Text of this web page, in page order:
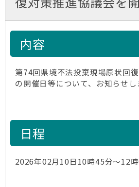
内容
第74回県境不法投棄現場原状回
の開催日等について、お知らせし
日程
2026年02月10日10時45分～12